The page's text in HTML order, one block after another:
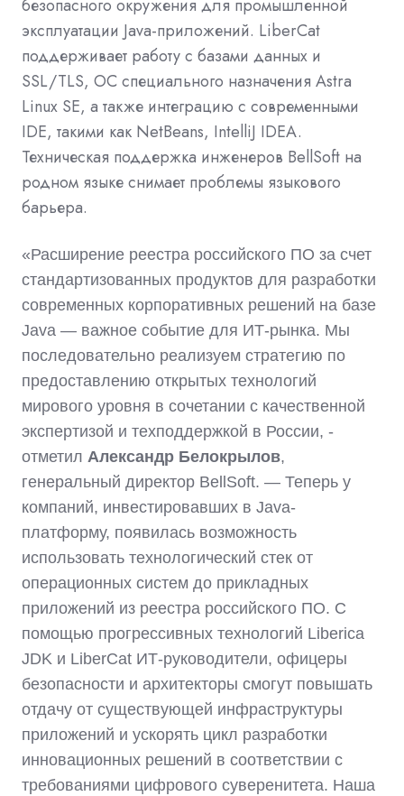
безопасного окружения для промышленной
эксплуатации Java-приложений. LiberCat
поддерживает работу с базами данных и
SSL/TLS, ОС специального назначения Astra
Linux SE, а также интеграцию с современными
IDE, такими как NetBeans, IntelliJ IDEA.
Техническая поддержка инженеров BellSoft на
родном языке снимает проблемы языкового
барьера.
«Расширение реестра российского ПО за счет
стандартизованных продуктов для разработки
современных корпоративных решений на базе
Java — важное событие для ИТ-рынка. Мы
последовательно реализуем стратегию по
предоставлению открытых технологий
мирового уровня в сочетании с качественной
экспертизой и техподдержкой в России, -
отметил Александр Белокрылов,
генеральный директор BellSoft. — Теперь у
компаний, инвестировавших в Java-
платформу, появилась возможность
использовать технологический стек от
операционных систем до прикладных
приложений из реестра российского ПО. С
помощью прогрессивных технологий Liberica
JDK и LiberCat ИТ-руководители, офицеры
безопасности и архитекторы смогут повышать
отдачу от существующей инфраструктуры
приложений и ускорять цикл разработки
инновационных решений в соответствии с
требованиями цифрового суверенитета. Наша